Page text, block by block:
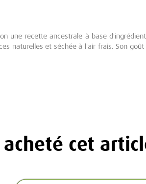
une recette ancestrale à base
naturelles et séchée à l'air frais. Son
acheté cet